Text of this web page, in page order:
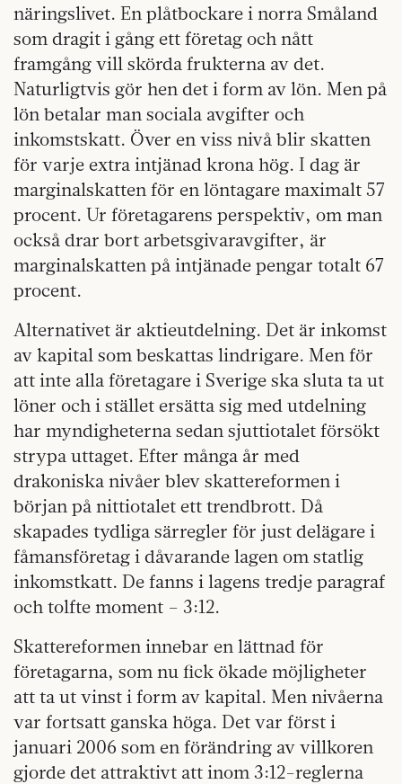
näringslivet. En plåtbockare i norra Småland
som dragit i gång ett företag och nått
framgång vill skörda frukterna av det.
Naturligtvis gör hen det i form av lön. Men på
lön betalar man sociala avgifter och
inkomstskatt. Över en viss nivå blir skatten
för varje extra intjänad krona hög. I dag är
marginalskatten för en löntagare maximalt 57
procent. Ur företagarens perspektiv, om man
också drar bort arbetsgivaravgifter, är
marginalskatten på intjänade pengar totalt 67
procent.
Alternativet är aktieutdelning. Det är inkomst
av kapital som beskattas lindrigare. Men för
att inte alla företagare i Sverige ska sluta ta ut
löner och i stället ersätta sig med utdelning
har myndigheterna sedan sjuttiotalet försökt
strypa uttaget. Efter många år med
drakoniska nivåer blev skattereformen i
början på nittiotalet ett trendbrott. Då
skapades tydliga särregler för just delägare i
fåmansföretag i dåvarande lagen om statlig
inkomstkatt. De fanns i lagens tredje paragraf
och tolfte moment – 3:12.
Skattereformen innebar en lättnad för
företagarna, som nu fick ökade möjligheter
att ta ut vinst i form av kapital. Men nivåerna
var fortsatt ganska höga. Det var först i
januari 2006 som en förändring av villkoren
gjorde det attraktivt att inom 3:12-reglerna